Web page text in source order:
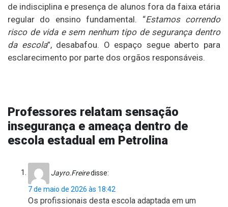
de indisciplina e presença de alunos fora da faixa etária
regular do ensino fundamental. “Estamos correndo
risco de vida e sem nenhum tipo de segurança dentro
da escola”, desabafou. O espaço segue aberto para
esclarecimento por parte dos orgãos responsáveis.
Professores relatam sensação
insegurança e ameaça dentro de
escola estadual em Petrolina
Jayro.Freiredisse:
7 de maio de 2026 às 18:42
Os profissionais desta escola adaptada em um